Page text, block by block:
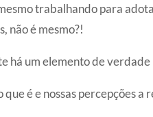
trabalhando para
não é mesmo?!
há um elemento de verdade
que é e nossas percepções